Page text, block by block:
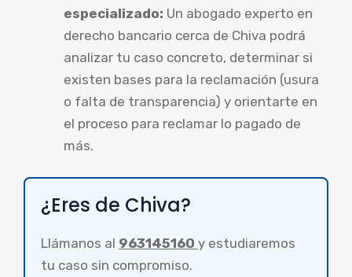
especializado: Un abogado experto en
derecho bancario cerca de Chiva podrá
analizar tu caso concreto, determinar si
existen bases para la reclamación (usura
o falta de transparencia) y orientarte en
el proceso para reclamar lo pagado de
más.
¿Eres de Chiva?
Llámanos al 963145160 y estudiaremos
tu caso sin compromiso.